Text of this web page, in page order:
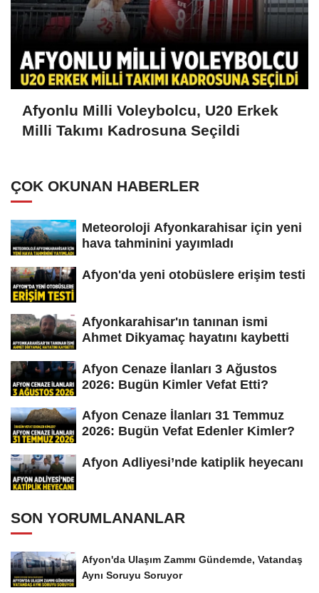
Afyonlu Milli Voleybolcu, U20 Erkek
Milli Takımı Kadrosuna Seçildi
ÇOK OKUNAN HABERLER
Meteoroloji Afyonkarahisar için yeni
hava tahminini yayımladı
Afyon'da yeni otobüslere erişim testi
Afyonkarahisar'ın tanınan ismi
Ahmet Dikyamaç hayatını kaybetti
Afyon Cenaze İlanları 3 Ağustos
2026: Bugün Kimler Vefat Etti?
Afyon Cenaze İlanları 31 Temmuz
2026: Bugün Vefat Edenler Kimler?
Afyon Adliyesi’nde katiplik heyecanı
SON YORUMLANANLAR
Afyon'da Ulaşım Zammı Gündemde, Vatandaş
Aynı Soruyu Soruyor